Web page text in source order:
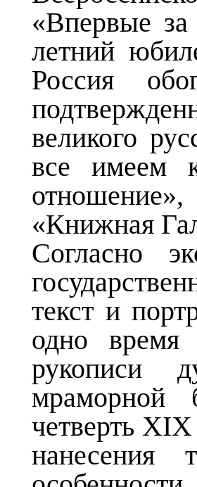
«Впервые
летний
Россия
великого
все имеем
«Книжная
Согласно
текст и
одно
рукописи
мраморной
четверть
нанесения